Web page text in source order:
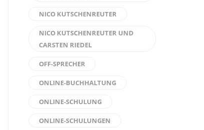
NICO KUTSCHENREUTER
NICO KUTSCHENREUTER UND
CARSTEN RIEDEL
OFF-SPRECHER
ONLINE-BUCHHALTUNG
ONLINE-SCHULUNG
ONLINE-SCHULUNGEN